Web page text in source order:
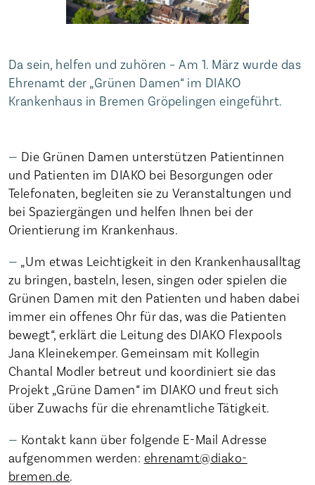
Da sein, helfen und zuhören – Am 1. März wurde das
Ehrenamt der „Grünen Damen“ im DIAKO
Krankenhaus in Bremen Gröpelingen eingeführt.
Die Grünen Damen unterstützen Patientinnen
und Patienten im DIAKO bei Besorgungen oder
Telefonaten, begleiten sie zu Veranstaltungen und
bei Spaziergängen und helfen Ihnen bei der
Orientierung im Krankenhaus.
„Um etwas Leichtigkeit in den Krankenhausalltag
zu bringen, basteln, lesen, singen oder spielen die
Grünen Damen mit den Patienten und haben dabei
immer ein offenes Ohr für das, was die Patienten
bewegt“, erklärt die Leitung des DIAKO Flexpools
Jana Kleinekemper. Gemeinsam mit Kollegin
Chantal Modler betreut und koordiniert sie das
Projekt „Grüne Damen“ im DIAKO und freut sich
über Zuwachs für die ehrenamtliche Tätigkeit.
Kontakt kann über folgende E-Mail Adresse
aufgenommen werden: ehrenamt@diako-
bremen.de.